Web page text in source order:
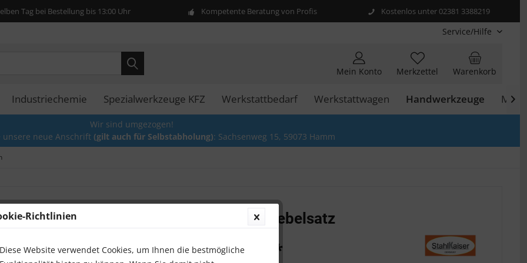
Tag bei Bestellung bis 13:00 Uhr Kompetente Beratung von Profis Kostenlos unter 02381 3388219
Service/Hilfe
Warenkorb
Merkzettel
Mein Konto
Industriechemie Spezialwerkzeuge KFZ Werkstattbedarf Werkstattwagen Handwerkzeuge 
Wir sind umgezogen!
unsere neue Anschrift (gilt auch für Selbstabholung): Sachsenweg 15, 59073 Hamm
Montierhebelsatz
25,00 € *
Richtlinien
Diese Website verwendet Cookies, um Ihnen die bestmögliche